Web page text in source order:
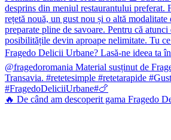
🔥 De când am descoperit gama Fragedo